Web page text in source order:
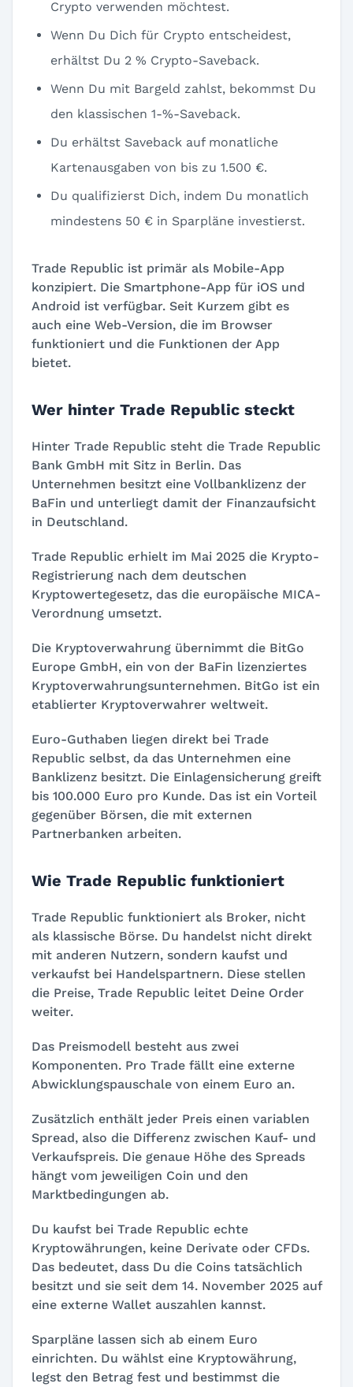
Crypto verwenden möchtest.
Wenn Du Dich für Crypto entscheidest,
erhältst Du 2 % Crypto-Saveback.
Wenn Du mit Bargeld zahlst, bekommst Du
den klassischen 1-%-Saveback.
Du erhältst Saveback auf monatliche
Kartenausgaben von bis zu 1.500 €.
Du qualifizierst Dich, indem Du monatlich
mindestens 50 € in Sparpläne investierst.
Trade Republic ist primär als Mobile-App
konzipiert. Die Smartphone-App für iOS und
Android ist verfügbar. Seit Kurzem gibt es
auch eine Web-Version, die im Browser
funktioniert und die Funktionen der App
bietet.
Wer hinter Trade Republic steckt
Hinter Trade Republic steht die Trade Republic
Bank GmbH mit Sitz in Berlin. Das
Unternehmen besitzt eine Vollbanklizenz der
BaFin und unterliegt damit der Finanzaufsicht
in Deutschland.
Trade Republic erhielt im Mai 2025 die Krypto-
Registrierung nach dem deutschen
Kryptowertegesetz, das die europäische MICA-
Verordnung umsetzt.
Die Kryptoverwahrung übernimmt die BitGo
Europe GmbH, ein von der BaFin lizenziertes
Kryptoverwahrungsunternehmen. BitGo ist ein
etablierter Kryptoverwahrer weltweit.
Euro-Guthaben liegen direkt bei Trade
Republic selbst, da das Unternehmen eine
Banklizenz besitzt. Die Einlagensicherung greift
bis 100.000 Euro pro Kunde. Das ist ein Vorteil
gegenüber Börsen, die mit externen
Partnerbanken arbeiten.
Wie Trade Republic funktioniert
Trade Republic funktioniert als Broker, nicht
als klassische Börse. Du handelst nicht direkt
mit anderen Nutzern, sondern kaufst und
verkaufst bei Handelspartnern. Diese stellen
die Preise, Trade Republic leitet Deine Order
weiter.
Das Preismodell besteht aus zwei
Komponenten. Pro Trade fällt eine externe
Abwicklungspauschale von einem Euro an.
Zusätzlich enthält jeder Preis einen variablen
Spread, also die Differenz zwischen Kauf- und
Verkaufspreis. Die genaue Höhe des Spreads
hängt vom jeweiligen Coin und den
Marktbedingungen ab.
Du kaufst bei Trade Republic echte
Kryptowährungen, keine Derivate oder CFDs.
Das bedeutet, dass Du die Coins tatsächlich
besitzt und sie seit dem 14. November 2025 auf
eine externe Wallet auszahlen kannst.
Sparpläne lassen sich ab einem Euro
einrichten. Du wählst eine Kryptowährung,
legst den Betrag fest und bestimmst die